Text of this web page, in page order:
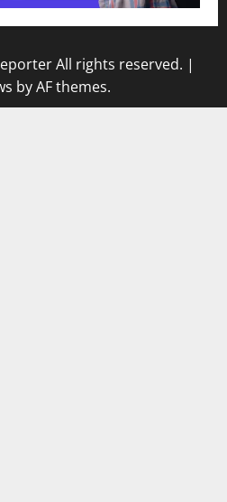
All rights reserved. |
by AF themes.